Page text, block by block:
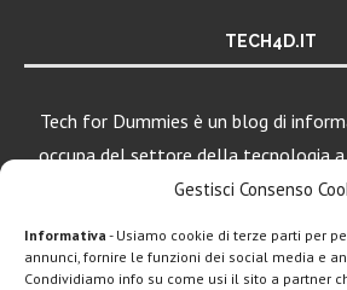
Gestisci Consenso
Informativa - Usiamo cookie di terze parti per
annunci, fornire le funzioni dei social media e
Condividiamo info su come usi il sito a partner
TECH4D.IT
Tech for Dummies è un blog di
occupa del settore della tecnologia a
una particolare attenzione al